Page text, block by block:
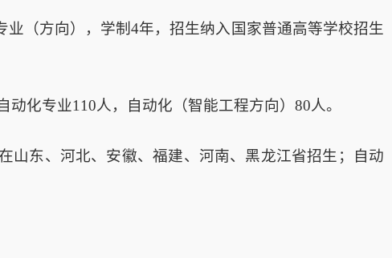
业（方向），学制4年，招生纳入国家普通高等学校招生
化专业110人，自动化（智能工程方向）80人。
山东、河北、安徽、福建、河南、黑龙江省招生；自动